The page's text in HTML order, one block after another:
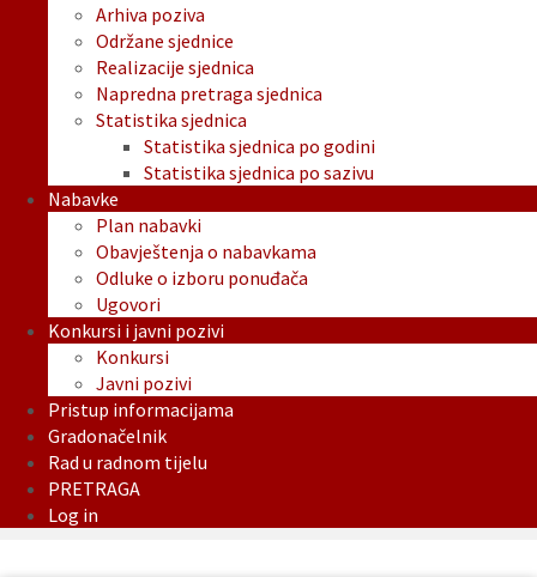
Arhiva poziva
Održane sjednice
Realizacije sjednica
Napredna pretraga sjednica
Statistika sjednica
Statistika sjednica po godini
Statistika sjednica po sazivu
Nabavke
Plan nabavki
Obavještenja o nabavkama
Odluke o izboru ponuđača
Ugovori
Konkursi i javni pozivi
Konkursi
Javni pozivi
Pristup informacijama
Gradonačelnik
Rad u radnom tijelu
PRETRAGA
Log in